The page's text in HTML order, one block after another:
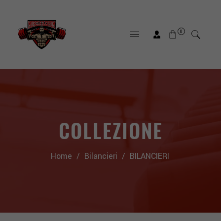
0
COLLEZIONE
Home / Bilancieri / BILANCIERI